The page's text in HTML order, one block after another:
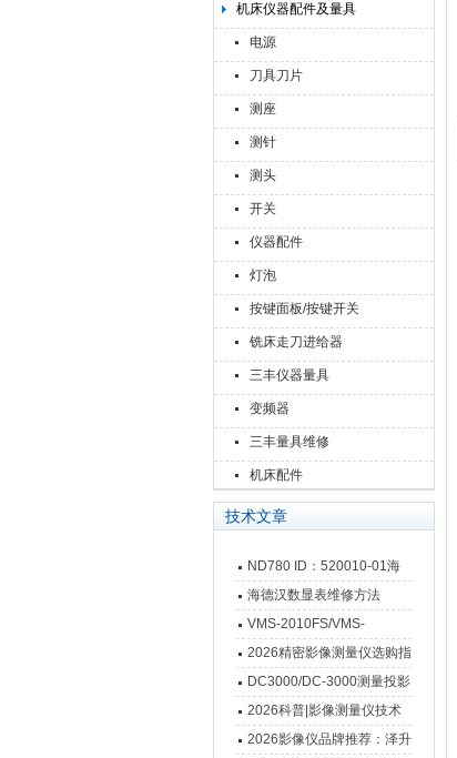
机床仪器配件及量具
电源
刀具刀片
测座
测针
测头
开关
仪器配件
灯泡
按键面板/按键开关
铣床走刀进给器
三丰仪器量具
变频器
三丰量具维修
机床配件
技术文章
ND780 ID：520010-01海
德汉数显表故障维修内容
海德汉数显表维修方法
VMS-2010FS/VMS-
3020FS/VMS-4030FS手动
影像测量仪技术参数
2026精密影像测量仪选购指
南 靠谱品牌一站式选型推荐
DC3000/DC-3000测量投影
仪万濠数据处理器数显表故
障维修方法
2026科普|影像测量仪技术
原理、分类及选型应用
2026影像仪品牌推荐：泽升